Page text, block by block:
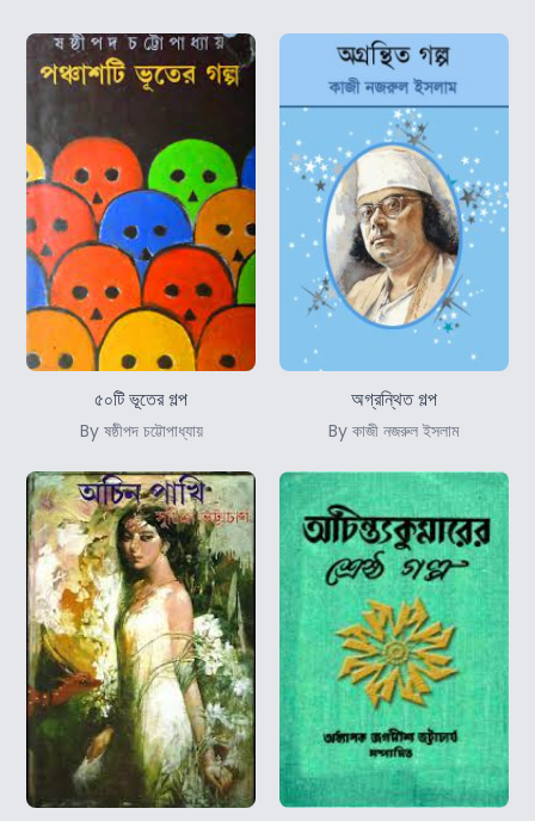
৫০টি ভূতের গল্প
By ষষ্ঠীপদ চট্টোপাধ্যায়
অগ্রন্থিত গল্প
By কাজী নজরুল ইসলাম